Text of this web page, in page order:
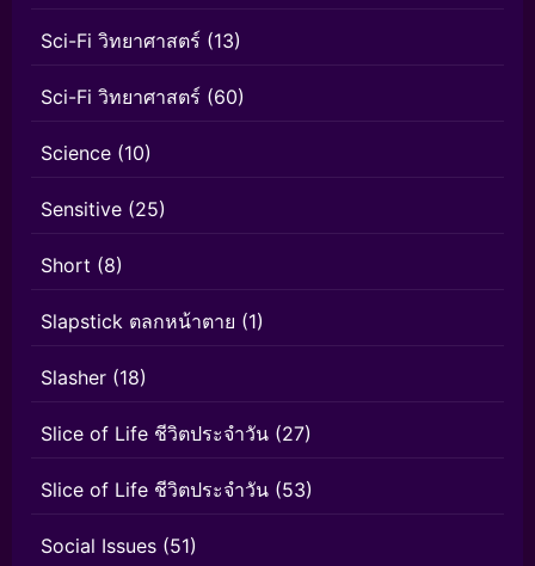
Sci-Fi วิทยาศาสตร์ (13)
Sci-Fi วิทยาศาสตร์ (60)
Science (10)
Sensitive (25)
Short (8)
Slapstick ตลกหน้าตาย (1)
Slasher (18)
Slice of Life ชีวิตประจำวัน (27)
Slice of Life ชีวิตประจำวัน (53)
Social Issues (51)